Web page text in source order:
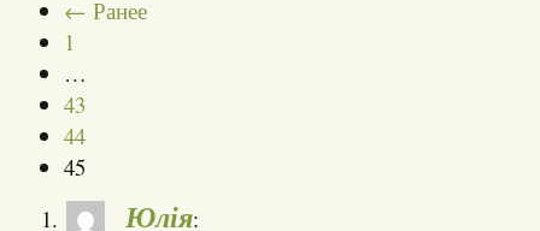
← Ранее
1
…
43
44
45
Юлія: